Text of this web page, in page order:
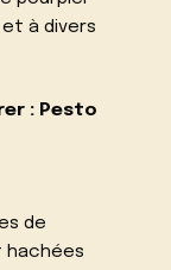
à divers
: Pesto
de
hachées